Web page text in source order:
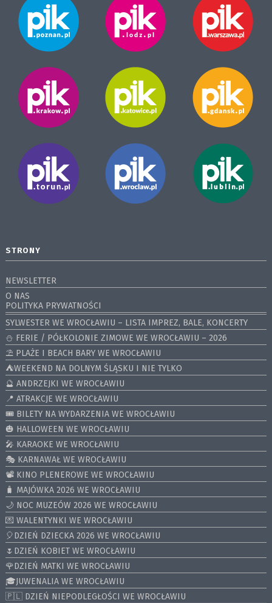
STRONY
NEWSLETTER
O NAS
POLITYKA PRYWATNOŚCI
SYLWESTER WE WROCŁAWIU – LISTA IMPREZ, BALE, KONCERTY
⛄️ FERIE / PÓŁKOLONIE ZIMOWE WE WROCŁAWIU – 2026
⛱️ PLAŻE I BEACH BARY WE WROCŁAWIU
⛺️WEEKEND NA DOLNYM ŚLĄSKU I NIE TYLKO
🔮 ANDRZEJKI WE WROCŁAWIU
📍 ATRAKCJE WE WROCŁAWIU
🎟️ BILETY NA WYDARZENIA WE WROCŁAWIU
🎃 HALLOWEEN WE WROCŁAWIU
🎤 KARAOKE WE WROCŁAWIU
🎭 KARNAWAŁ WE WROCŁAWIU
📽️ KINO PLENEROWE WE WROCŁAWIU
🧳 MAJÓWKA 2026 WE WROCŁAWIU
🌙 NOC MUZEÓW 2026 WE WROCŁAWIU
💌 WALENTYNKI WE WROCŁAWIU
🎈DZIEŃ DZIECKA 2026 WE WROCŁAWIU
🌷DZIEŃ KOBIET WE WROCŁAWIU
🌹DZIEŃ MATKI WE WROCŁAWIU
🎓JUWENALIA WE WROCŁAWIU
🇵🇱 DZIEŃ NIEPODLEGŁOŚCI WE WROCŁAWIU